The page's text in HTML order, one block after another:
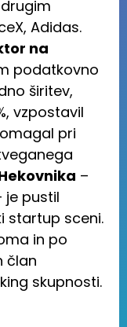
Adidas.
na
podatkovno
širitev,
vzpostavil
pri
–
je pustil
startup sceni.
in po
član
skupnosti.